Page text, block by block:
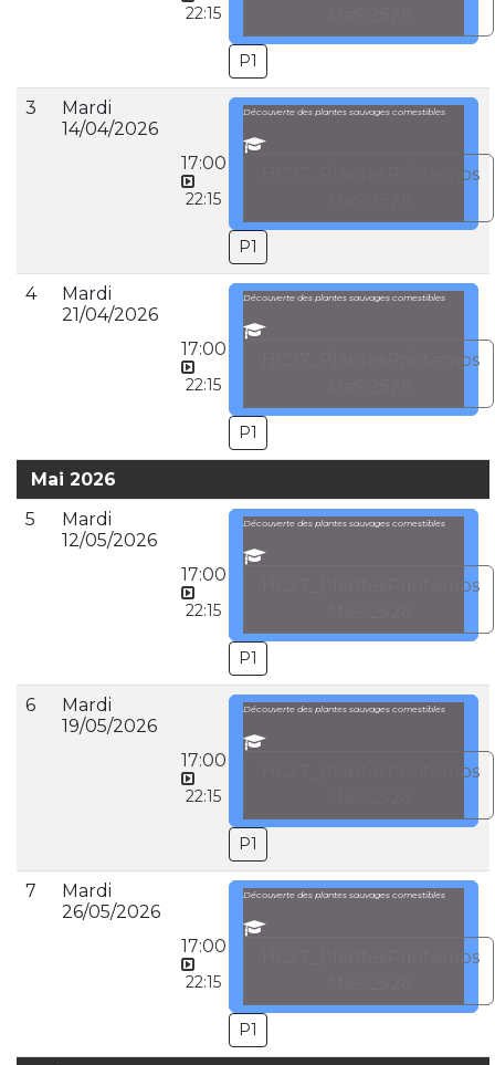
22:15
P1
3
Mardi
14/04/2026
17:00
22:15
Découverte des plantes sauvages comestibles
HC27_PlantesPrintemps
P1
4
Mardi
21/04/2026
17:00
22:15
Découverte des plantes sauvages comestibles
HC27_PlantesPrintemps
P1
Mai 2026
5
Mardi
12/05/2026
17:00
22:15
Découverte des plantes sauvages comestibles
HC27_PlantesPrintemps
P1
6
Mardi
19/05/2026
17:00
22:15
Découverte des plantes sauvages comestibles
HC27_PlantesPrintemps
P1
7
Mardi
26/05/2026
17:00
22:15
Découverte des plantes sauvages comestibles
HC27_PlantesPrintemps
P1